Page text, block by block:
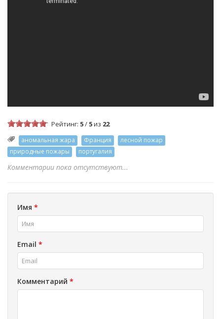
Рейтинг: 5/ 5из 22
аномальная жара Франция
лесной пожар
природные пожары
португалия
Комментарии пока отсутствуют...
Имя *
Email *
Комментарий *